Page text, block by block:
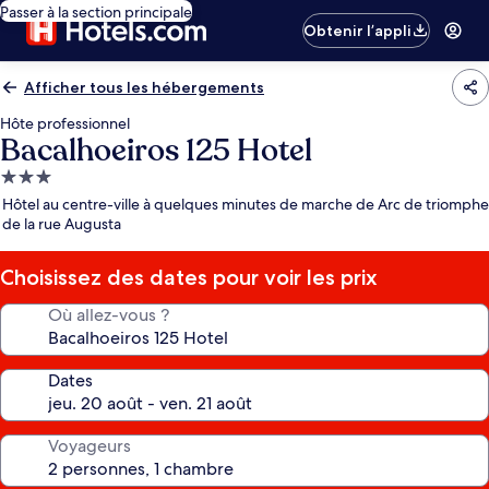
Passer à la section principale
Obtenir l’appli
Afficher tous les hébergements
Hôte professionnel
Bacalhoeiros 125 Hotel
Hébergement
3.0 étoiles
Hôtel au centre-ville à quelques minutes de marche de Arc de triomphe
de la rue Augusta
Choisissez des dates pour voir les prix
Où allez-vous ?
Dates
Voyageurs